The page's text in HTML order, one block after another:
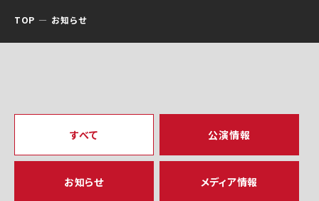
TOP お知らせ
すべて 公演情報
お知らせ メディア情報